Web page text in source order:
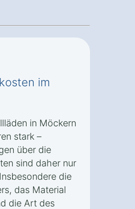
im
in Möckern
stark –
über die
sind daher nur
die
das Material
die Art des